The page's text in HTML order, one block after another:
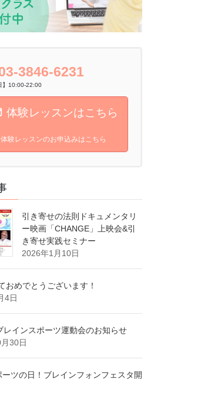
3846-6231
】10:00-22:00
体験レッスンはこちら
体験レッスンのお申込みはこちら
引き寄せの法則ドキュメンタリ
ー映画「CHANGE」上映会&引
き寄せ実践セミナー
2026年1月10日
おめでとうございます！
4日
レインスポーツ運動会のお知らせ
30日
ツの日！ブレインフォンフェスタ開